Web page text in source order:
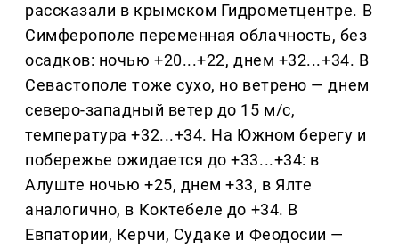
рассказали в крымском Гидрометцентре. В
Симферополе переменная облачность, без
осадков: ночью +20...+22, днем +32...+34. В
Севастополе тоже сухо, но ветрено — днем
северо-западный ветер до 15 м/с,
температура +32...+34. На Южном берегу и
побережье ожидается до +33...+34: в
Алуште ночью +25, днем +33, в Ялте
аналогично, в Коктебеле до +34. В
Евпатории, Керчи, Судаке и Феодосии —